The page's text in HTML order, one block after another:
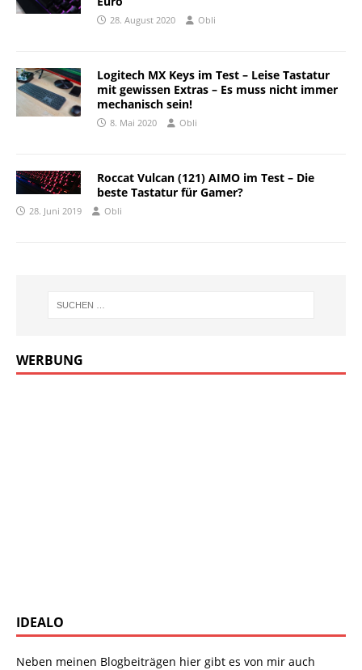
28. August 2020 Obli
Logitech MX Keys im Test – Leise Tastatur
mit gewissen Extras – Es muss nicht immer
mechanisch sein!
8. Mai 2020 Obli
Roccat Vulcan (121) AIMO im Test – Die
beste Tastatur für Gamer?
28. Juni 2019 Obli
WERBUNG
IDEALO
Neben meinen Blogbeiträgen hier gibt es von mir auch